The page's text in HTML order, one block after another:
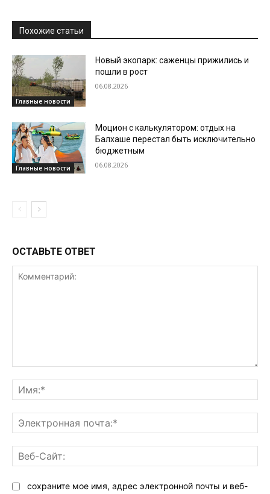
Похожие статьи
Главные новости
Новый экопарк: саженцы прижились и
пошли в рост
06.08.2026
Главные новости
Моцион с калькулятором: отдых на
Балхаше перестал быть исключительно
бюджетным
06.08.2026
ОСТАВЬТЕ ОТВЕТ
сохраните мое имя, адрес электронной почты и веб-